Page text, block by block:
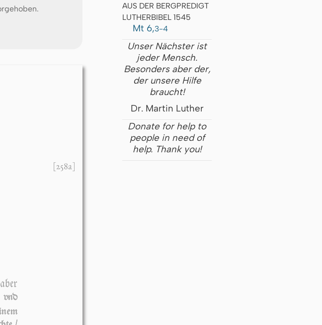
[258a]
AUS DER BERGPREDIGT
LUTHERBIBEL 1545
Mt 6,3-4
Unser Nächster ist
jeder Mensch.
Besonders aber der,
der unsere Hilfe
braucht!
Dr. Martin Luther
Donate for help to
people in need of
help. Thank you!